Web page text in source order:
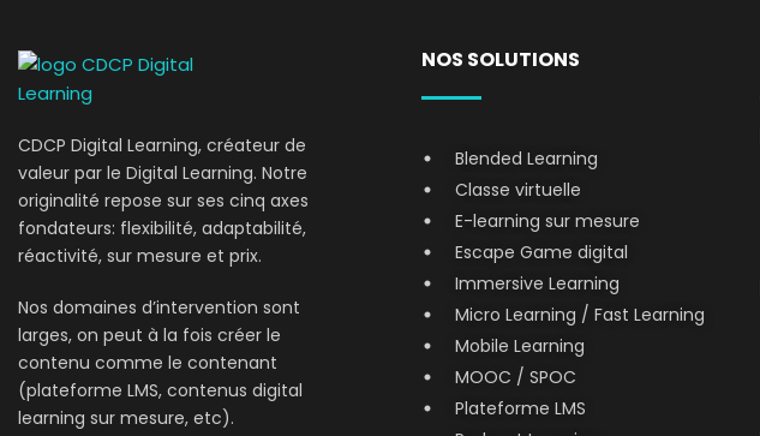
CDCP Digital Learning, créateur de
valeur par le Digital Learning. Notre
originalité repose sur ses cinq axes
fondateurs: flexibilité, adaptabilité,
réactivité, sur mesure et prix.
Nos domaines d’intervention sont
larges, on peut à la fois créer le
contenu comme le contenant
(plateforme LMS, contenus digital
learning sur mesure, etc).
NOS SOLUTIONS
Blended Learning
Classe virtuelle
E-learning sur mesure
Escape Game digital
Immersive Learning
Micro Learning / Fast Learning
Mobile Learning
MOOC / SPOC
Plateforme LMS